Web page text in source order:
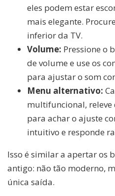
eles podem estar
mais elegante.
inferior da TV.
Volume: Pressione o
de volume e use os
para ajustar o som
Menu alternativo:
multifuncional, releve
para achar o ajuste
intuitivo e responde
Isso é similar a apertar os
antigo: não tão moderno,
única saída.